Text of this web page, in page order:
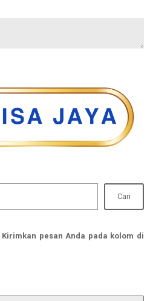
Cari
pesan Anda pada kolom di